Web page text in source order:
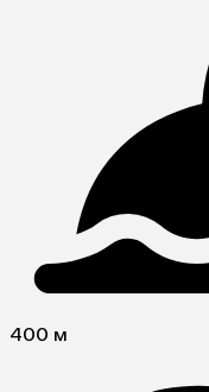
400 м